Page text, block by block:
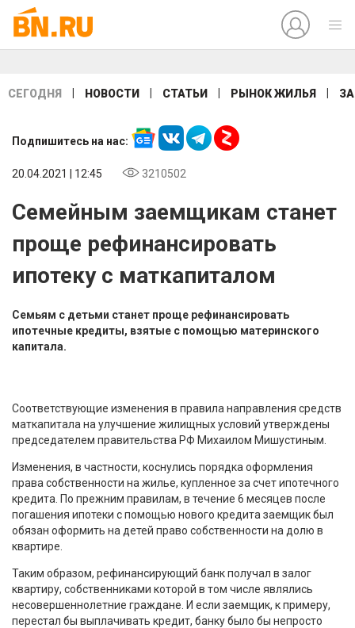
СЕГОДНЯ НОВОСТИ СТАТЬИ РЫНОК ЖИЛЬЯ
Подпишитесь на нас:
20.04.2021 | 12:45 3210502
Семейным заемщикам станет
проще рефинансировать
ипотеку с маткапиталом
Семьям с детьми станет проще рефинансировать
ипотечные кредиты, взятые с помощью материнского
капитала.
Соответствующие изменения в правила направления средств
маткапитала на улучшение жилищных условий утверждены
председателем правительства РФ Михаилом Мишустиным.
Изменения, в частности, коснулись порядка оформления
права собственности на жилье, купленное за счет ипотечного
кредита. По прежним правилам, в течение 6 месяцев после
погашения ипотеки с помощью нового кредита заемщик был
обязан оформить на детей право собственности на долю в
квартире.
Таким образом, рефинансирующий банк получал в залог
квартиру, собственниками которой в том числе являлись
несовершеннолетние граждане. И если заемщик, к примеру,
перестал бы выплачивать кредит, банку было бы непросто